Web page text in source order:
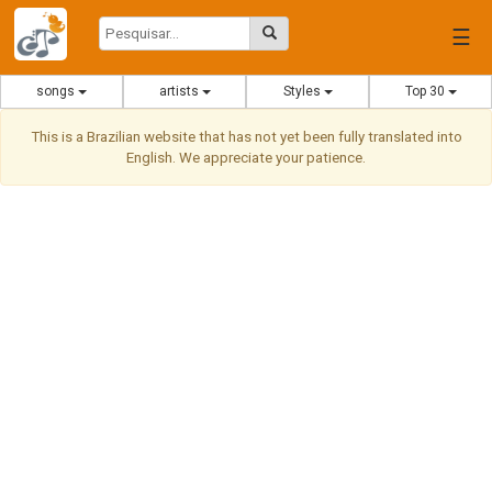
☰
songs artists Styles Top 30
This is a Brazilian website that has not yet been fully translated into
English. We appreciate your patience.